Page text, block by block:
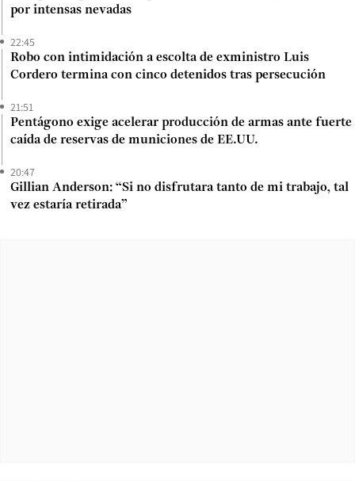
por intensas nevadas
22:45
Robo con intimidación a escolta de exministro Luis
Cordero termina con cinco detenidos tras persecución
21:51
Pentágono exige acelerar producción de armas ante fuerte
caída de reservas de municiones de EE.UU.
20:47
Gillian Anderson: “Si no disfrutara tanto de mi trabajo, tal
vez estaría retirada”